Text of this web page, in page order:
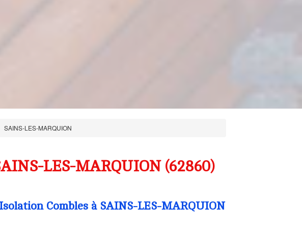
SAINS-LES-MARQUION
LES-MARQUION (62860)
Combles à SAINS-LES-MARQUION